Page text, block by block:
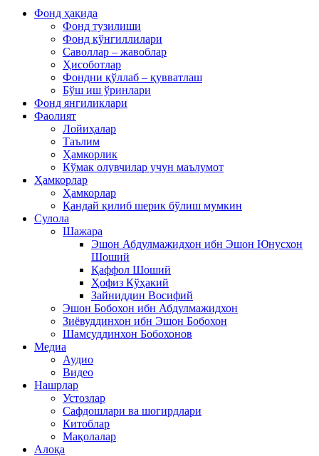
Фонд ҳақида
Фонд тузилиши
Фонд кўнгиллилари
Саволлар – жавоблар
Ҳисоботлар
Фондни қўллаб – қувватлаш
Бўш иш ўринлари
Фонд янгиликлари
Фаолият
Лойиҳалар
Таълим
Ҳамкорлик
Кўмак олувчилар учун маълумот
Ҳамкорлар
Ҳамкорлар
Қандай қилиб шерик бўлиш мумкин
Сулола
Шажара
Эшон Абдулмажидхон ибн Эшон Юнусхон
Шоший
Қаффол Шоший
Ҳофиз Кўҳакий
Зайниддин Восифий
Эшон Бобохон ибн Абдулмажидхон
Зиёвуддинхон ибн Эшон Бобохон
Шамсуддинхон Бобохонов
Медиа
Аудио
Видео
Нашрлар
Устозлар
Сафдошлари ва шогирдлари
Китоблар
Мақолалар
Алоқа